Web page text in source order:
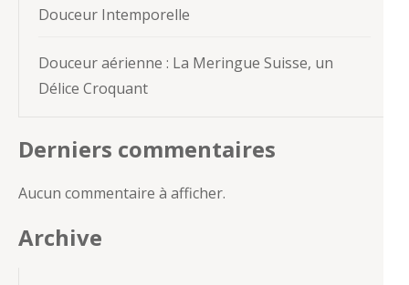
Douceur Intemporelle
Douceur aérienne : La Meringue Suisse, un
Délice Croquant
Derniers commentaires
Aucun commentaire à afficher.
Archive